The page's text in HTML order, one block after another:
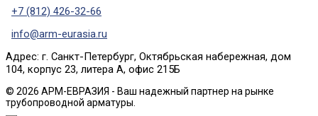
+7 (812) 426-32-66
info@arm-eurasia.ru
Адрес: г. Санкт-Петербург, Октябрьская набережная, дом
104, корпус 23, литера А, офис 215Б
© 2026 АРМ-ЕВРАЗИЯ - Ваш надежный партнер на рынке
трубопроводной арматуры.